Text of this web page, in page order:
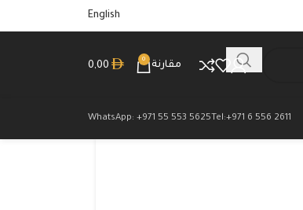
English
مقارنة
0
0,00
Tel:+971 6 556 2611
WhatsApp: +971 55 553 5625